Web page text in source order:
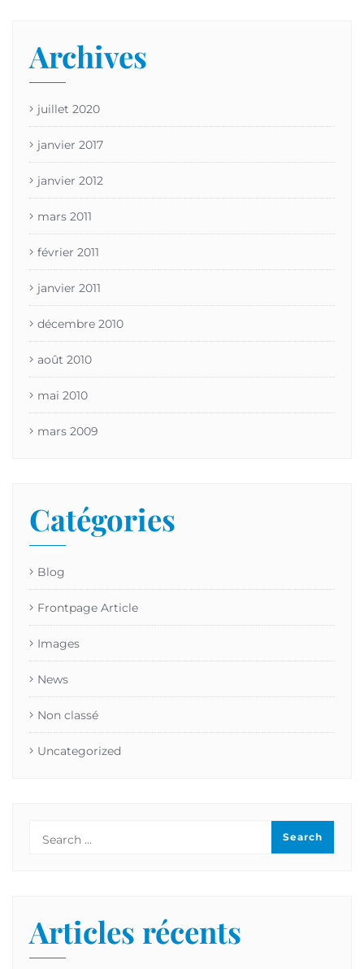
Archives
juillet 2020
janvier 2017
janvier 2012
mars 2011
février 2011
janvier 2011
décembre 2010
août 2010
mai 2010
mars 2009
Catégories
Blog
Frontpage Article
Images
News
Non classé
Uncategorized
Articles récents